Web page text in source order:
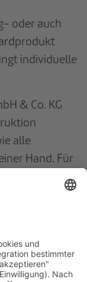
oder auch
individuelle
& Co. KG
alle
Hand. Für